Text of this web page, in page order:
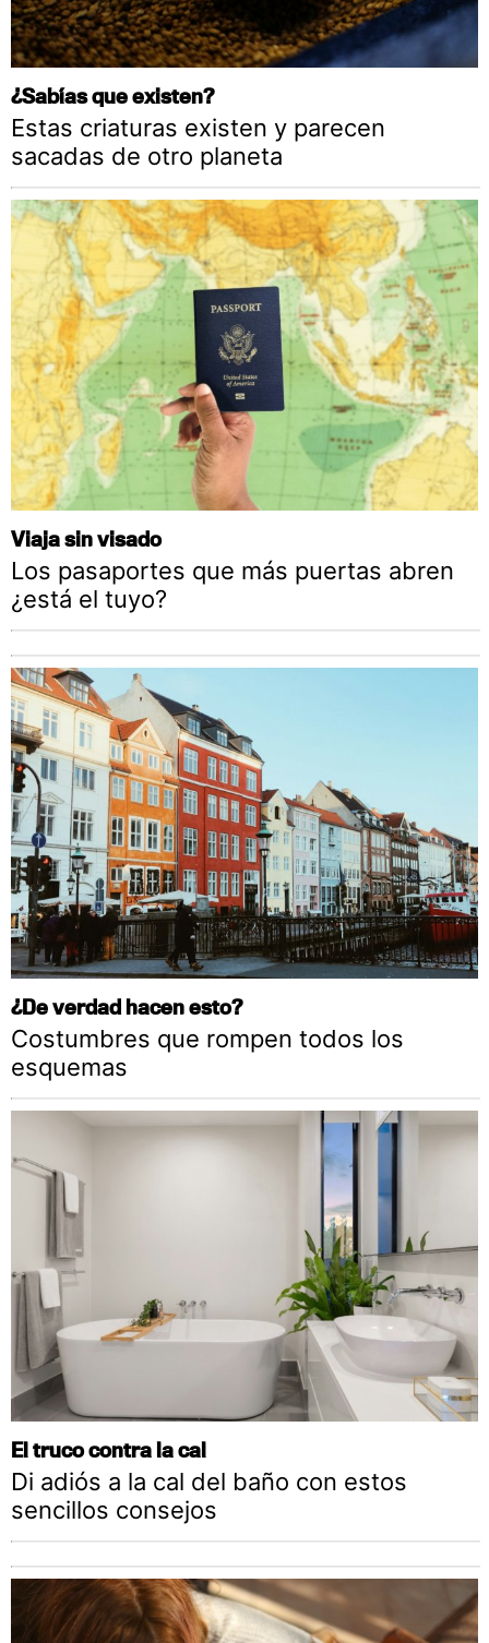
¿Sabías que existen?
Estas criaturas existen y parecen
sacadas de otro planeta
Viaja sin visado
Los pasaportes que más puertas abren
¿está el tuyo?
¿De verdad hacen esto?
Costumbres que rompen todos los
esquemas
El truco contra la cal
Di adiós a la cal del baño con estos
sencillos consejos